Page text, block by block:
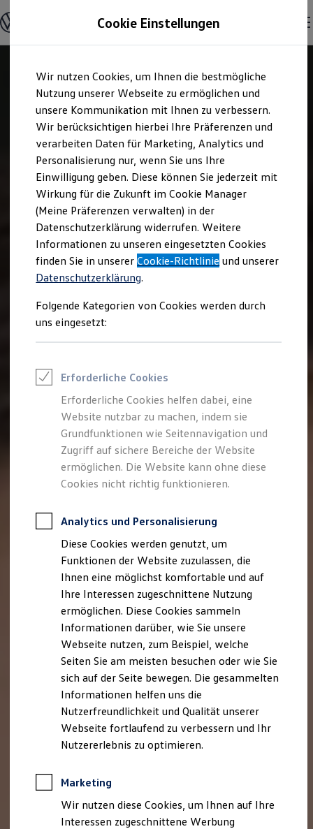
Hauptinhalt
springen
Footer
springen
Offene Stellen entdecken
Einstiegsmöglichkeiten
Schüler
Schülerpraktikum
Schüler Ferienjobs
Einstiegsqualifizierung
Studenten
Praktikum
Abschlussarbeit
Master-Stipendium
Auslandspraktikum
Jobs in Semesterferien
Werkstudentin / Werkstudent
Absolventen
StartUp Direct
Doktorandenprogramm
Volontariat
Berufserfahrene
Direkteinstieg
Jobs in der Volkswagen Group
Jobs in Produktion und Logistik
Talentpool für Fach- und Führungsexpertinnen
Arbeiten bei VW
Was uns ausmacht
Wir bei Volkswagen
Onboarding und Einarbeitung
Unternehmensbereiche
Standorte
Verhaltensgrundsätze
Karriere Magazin
Talentpool
Deine Bewerbung
Onlinebewerbung: So geht's
Bewerbungstipps
Eine Absage - was nun?
Anreise zu Interview oder AC
Kontakt und Hilfe
Barrierefrei bewerben
Triff unsere Recruiter
Events
Cookie Einstellungen
Wir nutzen Cookies, um Ihnen die bestmögliche
Nutzung unserer Webseite zu ermöglichen und
unsere Kommunikation mit Ihnen zu verbessern.
Wir berücksichtigen hierbei Ihre Präferenzen und
verarbeiten Daten für Marketing, Analytics und
Personalisierung nur, wenn Sie uns Ihre
Einwilligung geben. Diese können Sie jederzeit mit
Wirkung für die Zukunft im Cookie Manager
(Meine Präferenzen verwalten) in der
Datenschutzerklärung widerrufen. Weitere
Informationen zu unseren eingesetzten Cookies
finden Sie in unsererCookie-Richtlinie und unserer
Datenschutzerklärung.
Folgende Kategorien von Cookies werden durch
uns eingesetzt:
Erforderliche Cookies
Erforderliche Cookies helfen dabei, eine
Website nutzbar zu machen, indem sie
Grundfunktionen wie Seitennavigation und
Zugriff auf sichere Bereiche der Website
ermöglichen. Die Website kann ohne diese
Cookies nicht richtig funktionieren.
Analytics und Personalisierung
Diese Cookies werden genutzt, um
Funktionen der Website zuzulassen, die
Ihnen eine möglichst komfortable und auf
Ihre Interessen zugeschnittene Nutzung
ermöglichen. Diese Cookies sammeln
Informationen darüber, wie Sie unsere
Webseite nutzen, zum Beispiel, welche
Seiten Sie am meisten besuchen oder wie Sie
sich auf der Seite bewegen. Die gesammelten
Informationen helfen uns die
Nutzerfreundlichkeit und Qualität unserer
Webseite fortlaufend zu verbessern und Ihr
Nutzererlebnis zu optimieren.
Marketing
Wir nutzen diese Cookies, um Ihnen auf Ihre
Interessen zugeschnittene Werbung